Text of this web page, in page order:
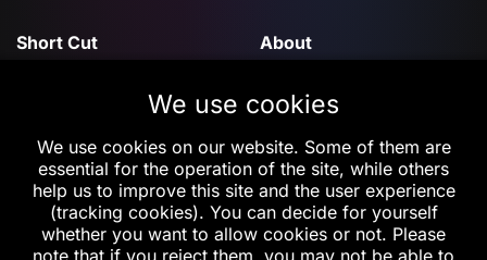
Short Cut About
Contact Us
Privacy & Cookie
Policy
Support Follow Us
We use cookies
We use cookies on our website. Some of them are
essential for the operation of the site, while others
help us to improve this site and the user experience
(tracking cookies). You can decide for yourself
whether you want to allow cookies or not. Please
note that if you reject them, you may not be able to